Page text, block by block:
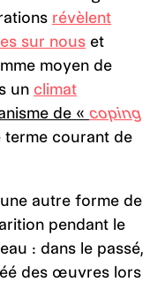
révèlent
sur nous et
moyen de
un climat
de « coping
courant de
autre forme de
pendant le
: dans le passé,
des œuvres lors